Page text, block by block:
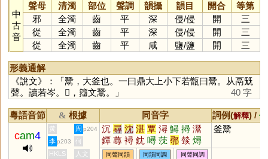
中
古
音
聲母 清濁 部位 聲調 韻攝 韻目 開合
等第
邪
全濁 齒 平 深 侵/侵 開
三
從
全濁 齒 平 深 侵/侵 開
三
從
全濁 齒 平 咸 鹽/鹽 開 三
形義通解
《說文》：「鬵，大釜也。一曰鼎大上小下若甑曰鬵。从鬲兓
聲。讀若岑。𩱠，籒文鬵。」
40 字
粵語音節 & 根據 同音字 詞例(解釋) /
cam4
黃 周 p204 沉 尋 沈 湛 覃 潯 鱘 撏 灊
鐔 蕁 襑 鈂 噚 莐 鄩 燅 燖
攳 枔 璕 爓
釜鬵
李 p203
何
HKLS
人文 同聲同韻 同韻同調 同聲同調